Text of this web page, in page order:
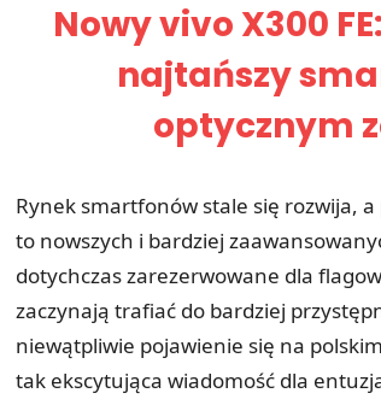
Nowy vivo X300
najtańszy
optycznym
Rynek smartfonów stale się rozwija,
to nowszych i bardziej
dotychczas zarezerwowane dla
zaczynają trafiać do bardziej
niewątpliwie pojawienie się na
tak ekscytująca wiadomość dla